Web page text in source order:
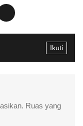
Ikuti
Ruas yang